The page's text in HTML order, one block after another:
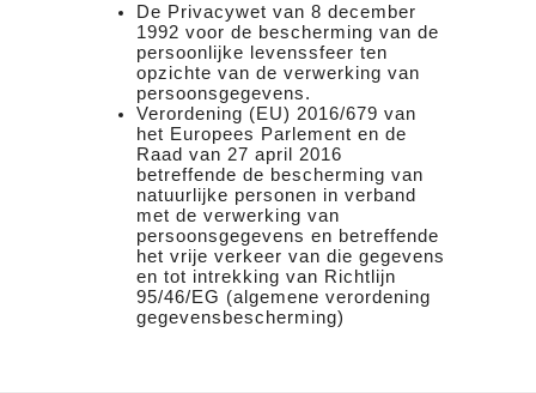
De Privacywet van 8 december
1992 voor de bescherming van de
persoonlijke levenssfeer ten
opzichte van de verwerking van
persoonsgegevens.
Verordening (EU) 2016/679 van
het Europees Parlement en de
Raad van 27 april 2016
betreffende de bescherming van
natuurlijke personen in verband
met de verwerking van
persoonsgegevens en betreffende
het vrije verkeer van die gegevens
en tot intrekking van Richtlijn
95/46/EG (algemene verordening
gegevensbescherming)